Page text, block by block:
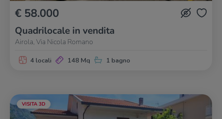
€ 58.000
Quadrilocale in vendita
Airola, Via Nicola Romano
4 locali 148 Mq 1 bagno
VISITA 3D